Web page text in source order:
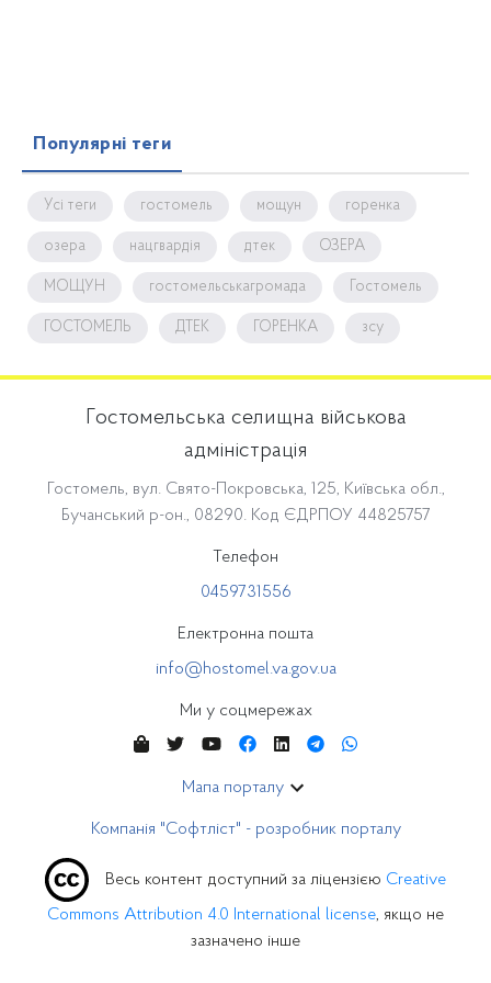
Популярні теги
Усі теги гостомель мощун горенка
озера нацгвардія дтек ОЗЕРА
МОЩУН гостомельськагромада Гостомель
ГОСТОМЕЛЬ ДТЕК ГОРЕНКА зсу
Гостомельська селищна військова
адміністрація
Гостомель, вул. Свято-Покровська, 125, Київська обл.,
Бучанський р-он., 08290. Код ЄДРПОУ 44825757
Телефон
0459731556
Електронна пошта
info@hostomel.va.gov.ua
Ми у соцмережах
Мапа порталу
Компанія "Софтліст" - розробник порталу
Весь контент доступний за ліцензією Creative
Commons Attribution 4.0 International license, якщо не
зазначено інше